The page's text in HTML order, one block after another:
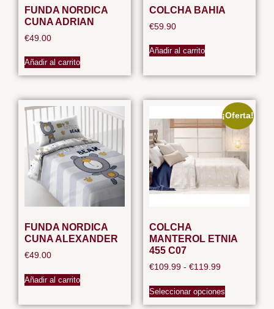
FUNDA NORDICA
CUNA ADRIAN
€49.00
Añadir al carrito
COLCHA BAHIA
€59.90
Añadir al carrito
FUNDA NORDICA
CUNA ALEXANDER
€49.00
Añadir al carrito
¡Oferta!
COLCHA
MANTEROL ETNIA
455 C07
€109.99 - €119.99
Seleccionar opciones